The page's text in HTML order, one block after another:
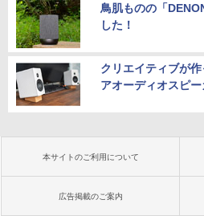
鳥肌ものの「
した！
クリエイティブが
アオーディオスピー
本サイトのご利用について
広告掲載のご案内